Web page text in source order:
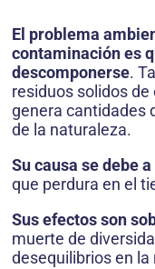
El problema
contaminación es
descomponerse.
residuos solidos
genera cantidades
de la naturaleza.
Su causa se debe
que perdura en el
Sus efectos son
muerte de
desequilibrios en